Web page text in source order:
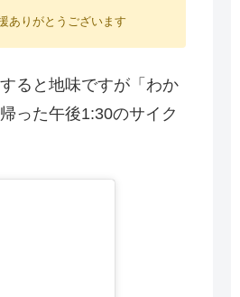
ありがとうございます
ると地味ですが「わか
った午後1:30のサイク